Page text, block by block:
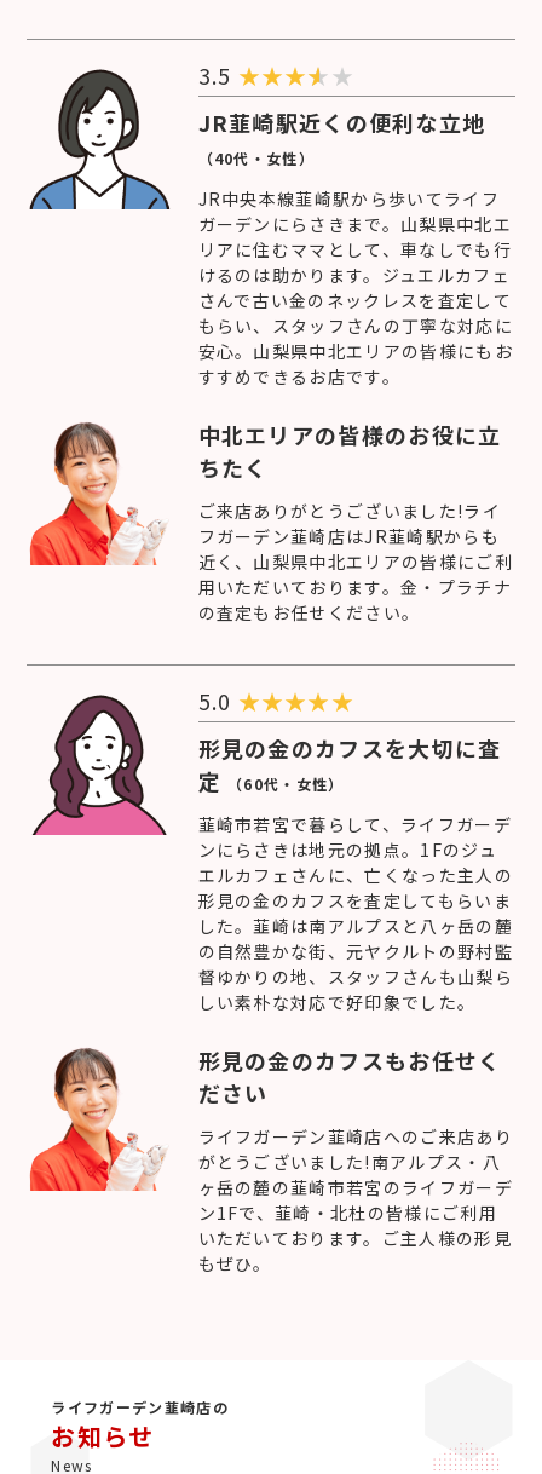
3.5 ★★★
★
JR韮崎駅近くの便利な立地
（40代・女性）
JR中央本線韮崎駅から歩いてライフ
ガーデンにらさきまで。山梨県中北エ
リアに住むママとして、車なしでも行
けるのは助かります。ジュエルカフェ
さんで古い金のネックレスを査定して
もらい、スタッフさんの丁寧な対応に
安心。山梨県中北エリアの皆様にもお
すすめできるお店です。
中北エリアの皆様のお役に立
ちたく
ご来店ありがとうございました!ライ
フガーデン韮崎店はJR韮崎駅からも
近く、山梨県中北エリアの皆様にご利
用いただいております。金・プラチナ
の査定もお任せください。
5.0 ★★★★★
形見の金のカフスを大切に査
定
（60代・女性）
韮崎市若宮で暮らして、ライフガーデ
ンにらさきは地元の拠点。1Fのジュ
エルカフェさんに、亡くなった主人の
形見の金のカフスを査定してもらいま
した。韮崎は南アルプスと八ヶ岳の麓
の自然豊かな街、元ヤクルトの野村監
督ゆかりの地、スタッフさんも山梨ら
しい素朴な対応で好印象でした。
形見の金のカフスもお任せく
ださい
ライフガーデン韮崎店へのご来店あり
がとうございました!南アルプス・八
ヶ岳の麓の韮崎市若宮のライフガーデ
ン1Fで、韮崎・北杜の皆様にご利用
いただいております。ご主人様の形見
もぜひ。
ライフガーデン韮崎店の
お知らせ
News